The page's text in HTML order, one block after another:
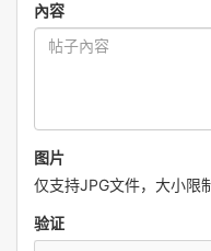
內容
图片
仅支持JPG文件，大小限
验证